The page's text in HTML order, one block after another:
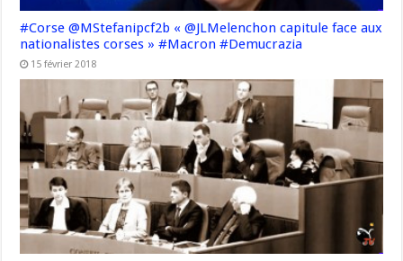
#Corse @MStefanipcf2b « @JLMelenchon capitule face aux
nationalistes corses » #Macron #Demucrazia
15 février 2018